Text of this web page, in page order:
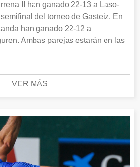
II han ganado 22-13 a Laso-
del torneo de Gasteiz. En
han ganado 22-12 a
Ambas parejas estarán en las
VER MÁS